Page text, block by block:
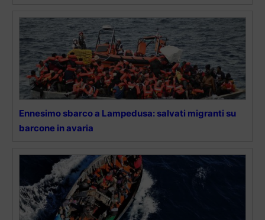
Ennesimo sbarco a Lampedusa: salvati migranti su
barcone in avaria